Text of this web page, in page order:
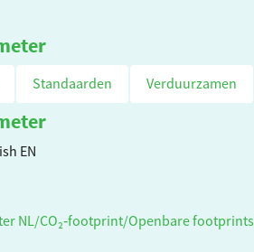
Standaarden Verduurzamen
EN
NL /CO₂‑footprint/Openbare footprints